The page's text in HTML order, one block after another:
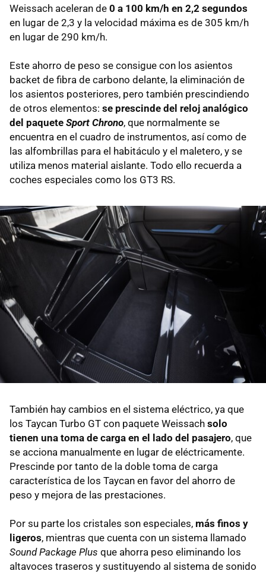
Weissach aceleran de 0 a 100 km/h en 2,2 segundos
en lugar de 2,3 y la velocidad máxima es de 305 km/h
en lugar de 290 km/h.
Este ahorro de peso se consigue con los asientos
backet de fibra de carbono delante, la eliminación de
los asientos posteriores, pero también prescindiendo
de otros elementos: se prescinde del reloj analógico
del paquete Sport Chrono, que normalmente se
encuentra en el cuadro de instrumentos, así como de
las alfombrillas para el habitáculo y el maletero, y se
utiliza menos material aislante. Todo ello recuerda a
coches especiales como los GT3 RS.
También hay cambios en el sistema eléctrico, ya que
los Taycan Turbo GT con paquete Weissach solo
tienen una toma de carga en el lado del pasajero, que
se acciona manualmente en lugar de eléctricamente.
Prescinde por tanto de la doble toma de carga
característica de los Taycan en favor del ahorro de
peso y mejora de las prestaciones.
Por su parte los cristales son especiales, más finos y
ligeros, mientras que cuenta con un sistema llamado
Sound Package Plus que ahorra peso eliminando los
altavoces traseros y sustituyendo al sistema de sonido